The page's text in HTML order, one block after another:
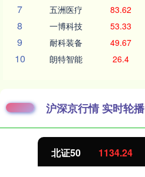
7 五洲医疗 83.62
8 一博科技 53.33
9 耐科装备 49.67
10 朗特智能 26.4
沪深京行情 实时轮播
北证50 1134.24